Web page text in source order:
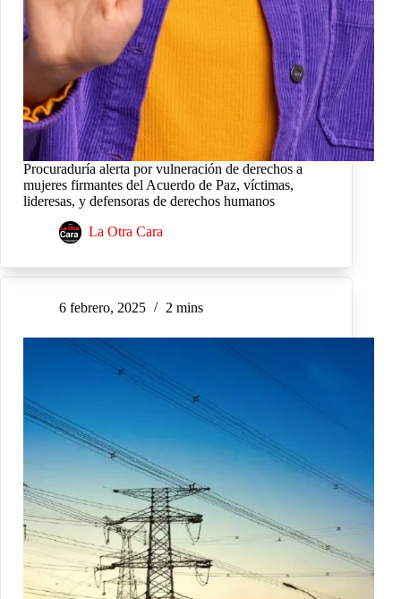
Procuraduría alerta por vulneración de derechos a
mujeres firmantes del Acuerdo de Paz, víctimas,
lideresas, y defensoras de derechos humanos
La Otra Cara
6 febrero, 2025 2 mins